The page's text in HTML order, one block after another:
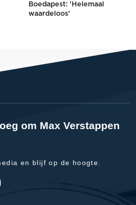
Boedapest: 'Helemaal
waardeloos'
om Max Verstappen
en blijf op de hoogte.